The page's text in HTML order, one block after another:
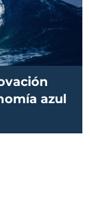
azul